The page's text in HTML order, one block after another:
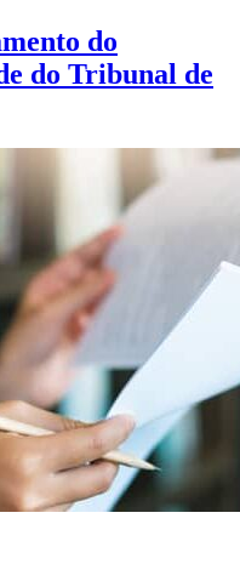
do
do Tribunal de